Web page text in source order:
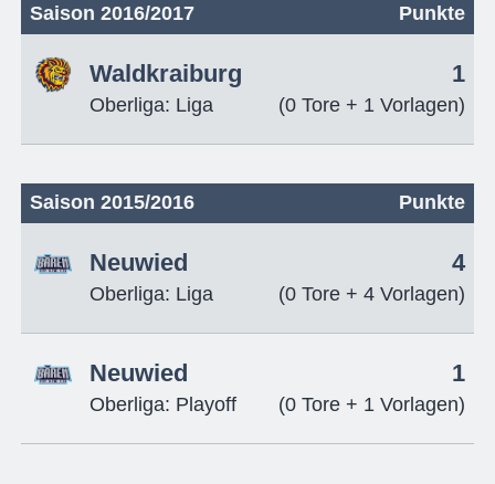
Saison 2016/2017 Punkte
Waldkraiburg
Oberliga: Liga
1
(0 Tore + 1 Vorlagen)
Saison 2015/2016 Punkte
Neuwied
Oberliga: Liga
4
(0 Tore + 4 Vorlagen)
Neuwied
Oberliga: Playoff
1
(0 Tore + 1 Vorlagen)